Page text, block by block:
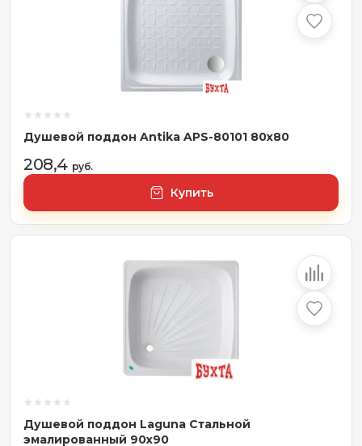
Душевой поддон Antika APS-80101 80x80
208,4 руб.
Купить
Душевой поддон Laguna Стальной
эмалированный 90x90